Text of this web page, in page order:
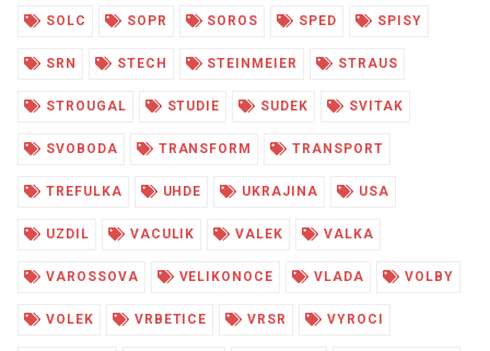
SOLC SOPR SOROS SPED SPISY
SRN STECH STEINMEIER STRAUS
STROUGAL STUDIE SUDEK SVITAK
SVOBODA TRANSFORM TRANSPORT
TREFULKA UHDE UKRAJINA USA
UZDIL VACULIK VALEK VALKA
VAROSSOVA VELIKONOCE VLADA VOLBY
VOLEK VRBETICE VRSR VYROCI